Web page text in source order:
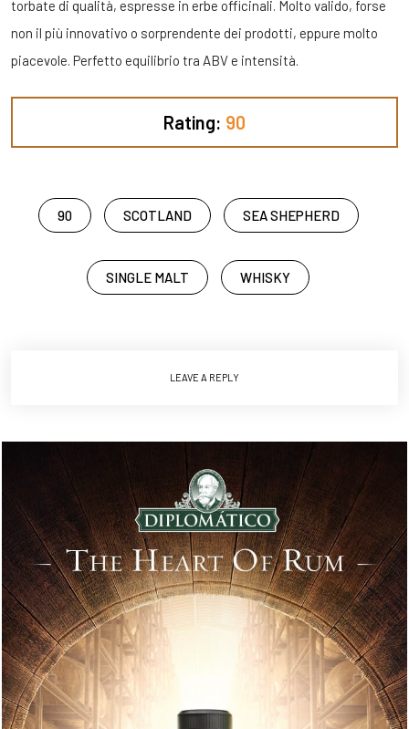
torbate di qualità, espresse in erbe officinali. Molto valido, forse
non il più innovativo o sorprendente dei prodotti, eppure molto
piacevole. Perfetto equilibrio tra ABV e intensità.
Rating: 90
90 SCOTLAND SEA SHEPHERD
SINGLE MALT WHISKY
LEAVE A REPLY